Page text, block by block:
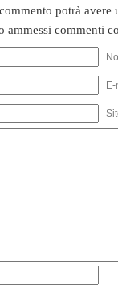
potrà avere
ammessi commenti